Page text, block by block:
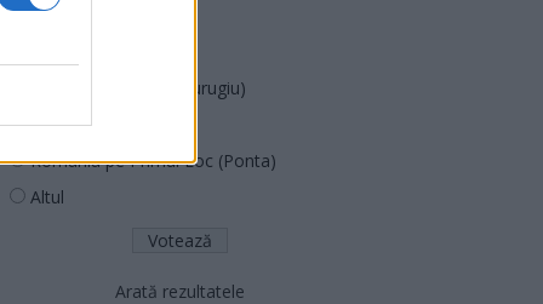
PNȚCD (Pavelescu)
Partidul Patrioților (Surugiu)
FAR (Coarnă)
România pe Primul Loc (Ponta)
Altul
Arată rezultatele